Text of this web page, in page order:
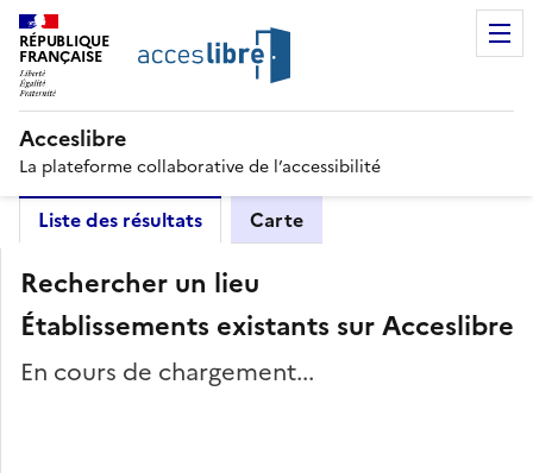
RÉPUBLIQUE
FRANÇAISE
Acceslibre
La plateforme collaborative de l’accessibilité
Liste des résultats Carte
Rechercher un lieu
Établissements existants sur Acceslibre
En cours de chargement...